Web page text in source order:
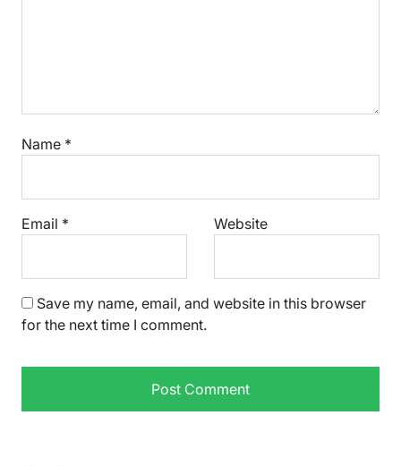
Name *
Email * Website
Save my name, email, and website in this browser
for the next time I comment.